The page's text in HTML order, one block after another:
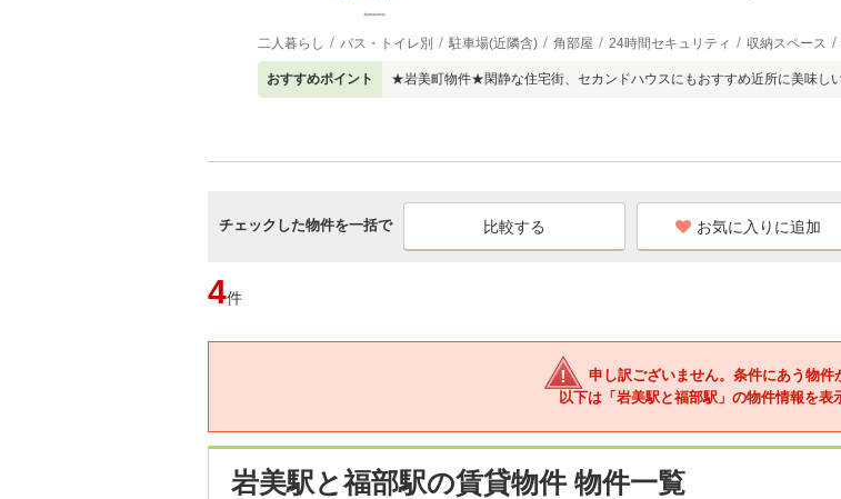
二人暮らし バス・トイレ別 駐車場(近隣含) 角部屋 24時間セキュリティ 収納スペース
おすすめポイント ★岩美町物件★閑静な住宅街、セカンドハウスにもおすすめ近所に美味し
チェックした物件を一括で お気に入りに追加
4件
申し訳ございません。条件にあう物件
以下は「岩美駅と福部駅」の物件情報を表
岩美駅と福部駅の賃貸物件 物件一覧